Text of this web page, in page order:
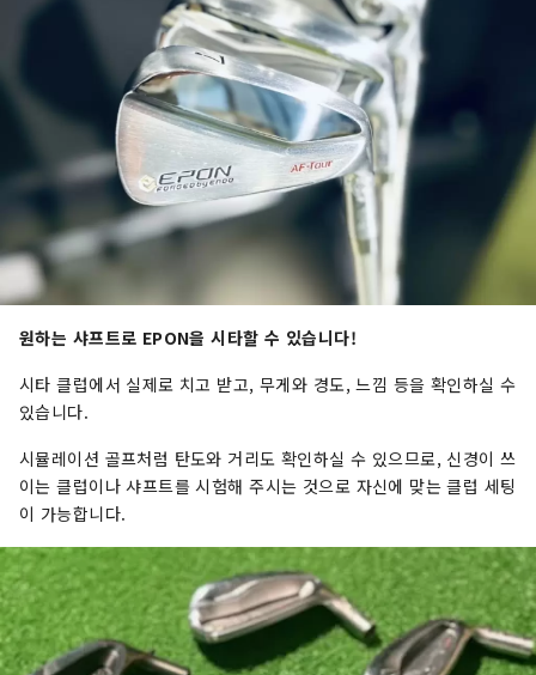
원하는 샤프트로 EPON을 시타할 수 있습니다!
시타 클럽에서 실제로 치고 받고, 무게와 경도, 느낌 등을 확인하실 수
있습니다.
시뮬레이션 골프처럼 탄도와 거리도 확인하실 수 있으므로, 신경이 쓰
이는 클럽이나 샤프트를 시험해 주시는 것으로 자신에 맞는 클럽 세팅
이 가능합니다.